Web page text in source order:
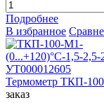
Подробнее
В избранное
Термометр ТКП-
заказ